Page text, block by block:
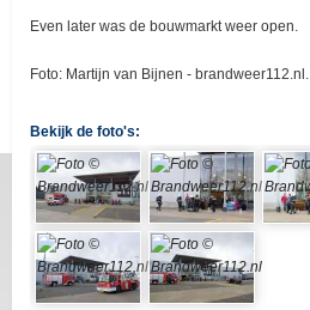
Even later was de bouwmarkt weer open.
Foto: Martijn van Bijnen - brandweer112.nl.
Bekijk de foto's: